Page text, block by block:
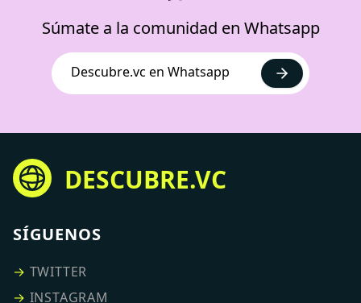
Súmate a la comunidad en Whatsapp
Descubre.vc en Whatsapp
DESCUBRE.VC
SÍGUENOS
→ TWITTER
→ INSTAGRAM